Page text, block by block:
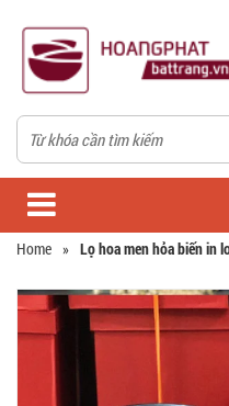
Home » Lọ hoa men hỏa biến in